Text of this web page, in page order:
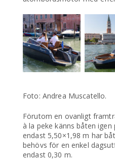
Foto: Andrea Muscatello.
Förutom en ovanligt
à la peke känns båten igen
endast 5,50×1,98 m har
behövs för en enkel
endast 0,30 m.